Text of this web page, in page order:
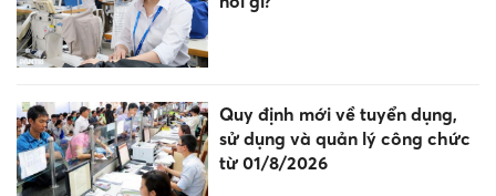
Quy định mới về tuyển dụng,
sử dụng và quản lý công chức
từ 01/8/2026